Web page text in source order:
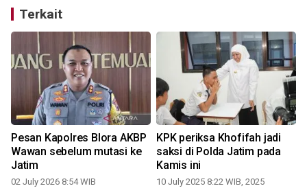
Terkait
Pesan Kapolres Blora AKBP
Wawan sebelum mutasi ke
Jatim
02 July 2026 8:54 WIB
KPK periksa Khofifah jadi
saksi di Polda Jatim pada
Kamis ini
10 July 2025 8:22 WIB, 2025